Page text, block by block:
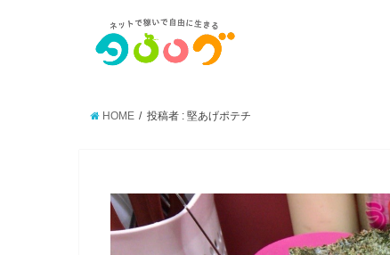
HOME 投稿者 : 堅あげポテチ